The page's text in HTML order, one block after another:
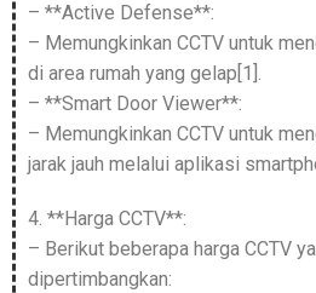
– **Active Defense**:
– Memungkinkan CCTV untuk
di area rumah yang gelap[1].
– **Smart Door Viewer**:
– Memungkinkan CCTV untuk
jarak jauh melalui aplikasi
4. **Harga CCTV**:
– Berikut beberapa harga CCTV
dipertimbangkan: